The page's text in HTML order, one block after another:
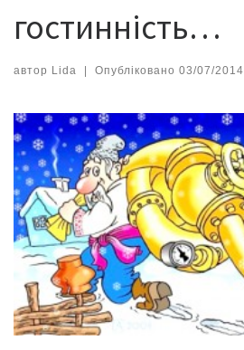
гостинність…
автор Lida | Опубліковано 03/07/2014